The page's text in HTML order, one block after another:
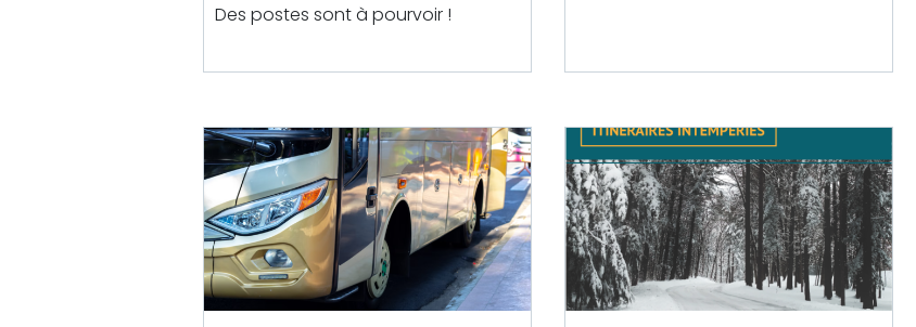
Des postes sont à pourvoir !